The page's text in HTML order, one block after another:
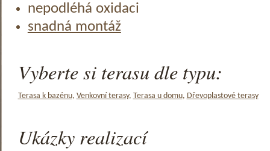
nepodléhá oxidaci
snadná montáž
Vyberte si terasu dle typu:
Terasa k bazénu, Venkovní terasy, Terasa u domu, Dřevoplastové terasy
Ukázky realizací